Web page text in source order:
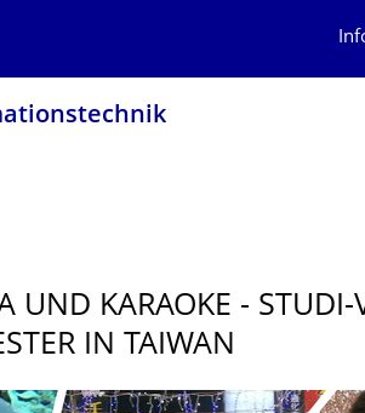
UND KARAOKE - STUDI-
IN TAIWAN